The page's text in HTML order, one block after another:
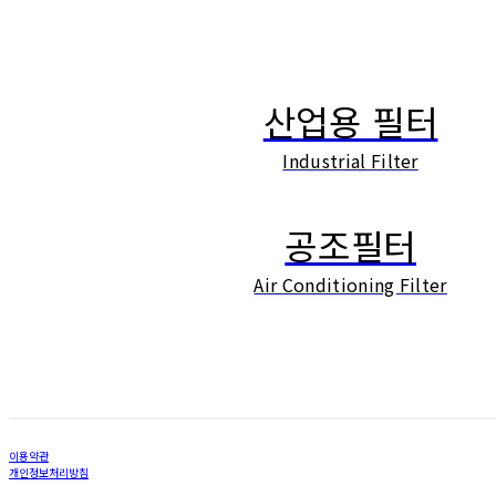
산업용 필터
Industrial Filter
공조필터
Air Conditioning Filter
이용약관
개인정보처리방침